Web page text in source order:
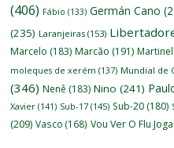
(406) Fábio (133) Germán Cano
(235) Laranjeiras (153)
Marcelo (183) Marcão (191)
moleques de xerém (137) Mundial de
(346) Nenê (183) Nino (241)
Xavier (141) Sub-17 (145) Sub-20 (180)
(209) Vasco (168) Vou Ver O Flu